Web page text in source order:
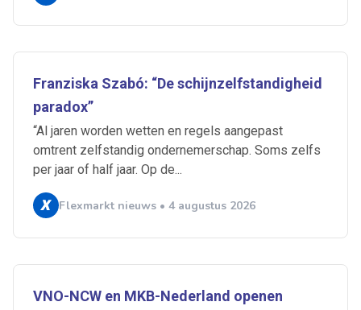
Franziska Szabó: “De schijnzelfstandigheid
paradox”
“Al jaren worden wetten en regels aangepast
omtrent zelfstandig ondernemerschap. Soms zelfs
per jaar of half jaar. Op de...
Flexmarkt nieuws • 4 augustus 2026
VNO-NCW en MKB-Nederland openen
Ontvang vacatures direct in